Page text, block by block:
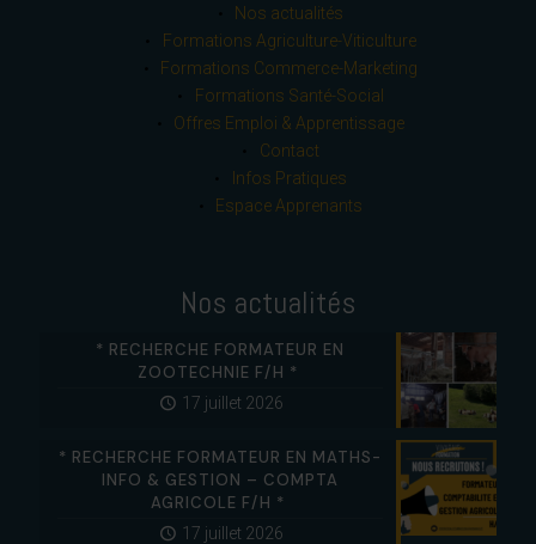
Nos actualités
Formations Agriculture-Viticulture
Formations Commerce-Marketing
Formations Santé-Social
Offres Emploi & Apprentissage
Contact
Infos Pratiques
Espace Apprenants
Nos actualités
* RECHERCHE FORMATEUR EN
ZOOTECHNIE F/H *
17 juillet 2026
* RECHERCHE FORMATEUR EN MATHS-
INFO & GESTION – COMPTA
AGRICOLE F/H *
17 juillet 2026